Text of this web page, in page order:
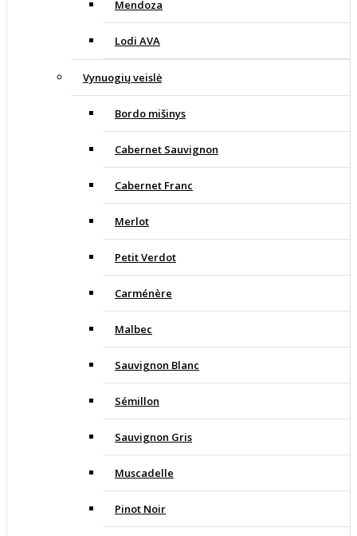
Mendoza
Lodi AVA
Vynuogių veislė
Bordo mišinys
Cabernet Sauvignon
Cabernet Franc
Merlot
Petit Verdot
Carménère
Malbec
Sauvignon Blanc
Sémillon
Sauvignon Gris
Muscadelle
Pinot Noir